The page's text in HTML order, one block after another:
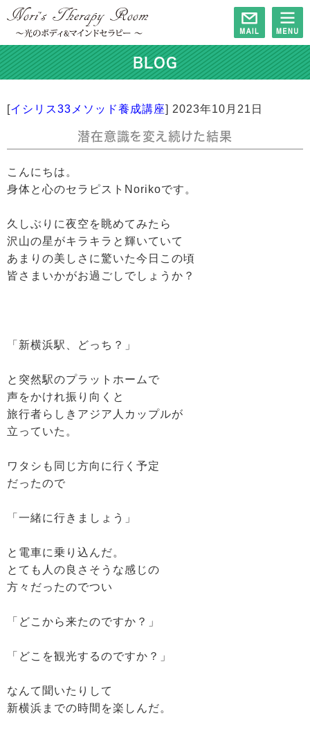
BLOG
[イシリス33メソッド養成講座] 2023年10月21日
潜在意識を変え続けた結果
こんにちは。
身体と心のセラピストNorikoです。
久しぶりに夜空を眺めてみたら
沢山の星がキラキラと輝いていて
あまりの美しさに驚いた今日この頃
皆さまいかがお過ごしでしょうか？
「新横浜駅、どっち？」
と突然駅のプラットホームで
声をかけれ振り向くと
旅行者らしきアジア人カップルが
立っていた。
ワタシも同じ方向に行く予定
だったので
「一緒に行きましょう」
と電車に乗り込んだ。
とても人の良さそうな感じの
方々だったのでつい
「どこから来たのですか？」
「どこを観光するのですか？」
なんて聞いたりして
新横浜までの時間を楽しんだ。